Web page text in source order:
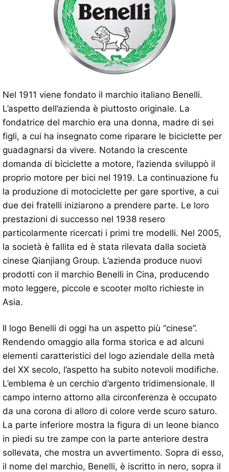
Nel 1911 viene fondato il marchio italiano Benelli.
L’aspetto dell’azienda è piuttosto originale. La
fondatrice del marchio era una donna, madre di sei
figli, a cui ha insegnato come riparare le biciclette per
guadagnarsi da vivere. Notando la crescente
domanda di biciclette a motore, l’azienda sviluppò il
proprio motore per bici nel 1919. La continuazione fu
la produzione di motociclette per gare sportive, a cui
due dei fratelli iniziarono a prendere parte. Le loro
prestazioni di successo nel 1938 resero
particolarmente ricercati i primi tre modelli. Nel 2005,
la società è fallita ed è stata rilevata dalla società
cinese Qianjiang Group. L’azienda produce nuovi
prodotti con il marchio Benelli in Cina, producendo
moto leggere, piccole e scooter molto richieste in
Asia.
Il logo Benelli di oggi ha un aspetto più “cinese”.
Rendendo omaggio alla forma storica e ad alcuni
elementi caratteristici del logo aziendale della metà
del XX secolo, l’aspetto ha subito notevoli modifiche.
L’emblema è un cerchio d’argento tridimensionale. Il
campo interno attorno alla circonferenza è occupato
da una corona di alloro di colore verde scuro saturo.
La parte inferiore mostra la figura di un leone bianco
in piedi su tre zampe con la parte anteriore destra
sollevata, che mostra un avvertimento. Sopra di esso,
il nome del marchio, Benelli, è iscritto in nero, sopra il